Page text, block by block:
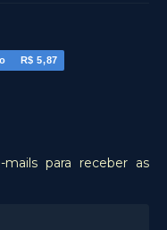
R$ 5,87
para receber as